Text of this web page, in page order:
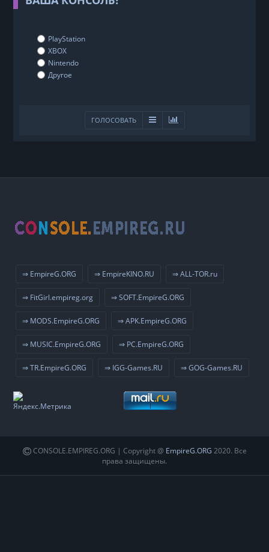
PlayStation
XBOX
Nintendo
Другое
ГОЛОСОВАТЬ
⇒ EmpireG.ORG ⇒ EmpireKINO.RU ⇒ ALL-TOR.ru
⇒ FitGirl.empireg.org ⇒ SOFT.EmpireG.ORG
⇒ MODS.EmpireG.ORG ⇒ APK.EmpireG.ORG
⇒ MUSIC.EmpireG.ORG ⇒ PC.EmpireG.ORG
⇒ TR.EmpireG.ORG ⇒ IGG-Games.RU ⇒ GOG-Games.RU
CONSOLE.EMPIREG.ORG | Copyright @ EmpireG.ORG 2020. Все
права защищены.